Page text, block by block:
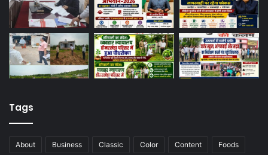
Tags
About Business Classic Color Content Foods